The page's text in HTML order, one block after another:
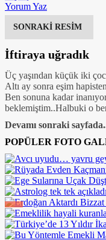
Yorum Yaz
SONRAKİ RESİM
İftiraya uğradık
Üç yaşından küçük iki
Altı ay sonra eşim
Ben sonuna kadar
beklemiştim..Halbuki o
Devamı sonraki
POPÜLER FOTO